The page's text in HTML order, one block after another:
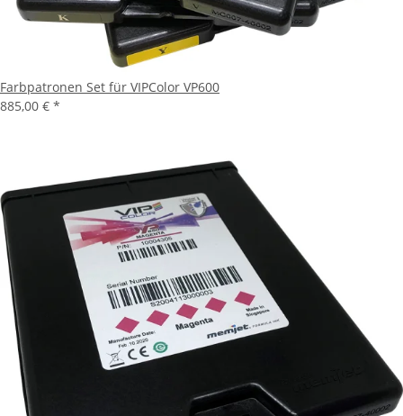
Farbpatronen Set für VIPColor VP600
885,00 € *